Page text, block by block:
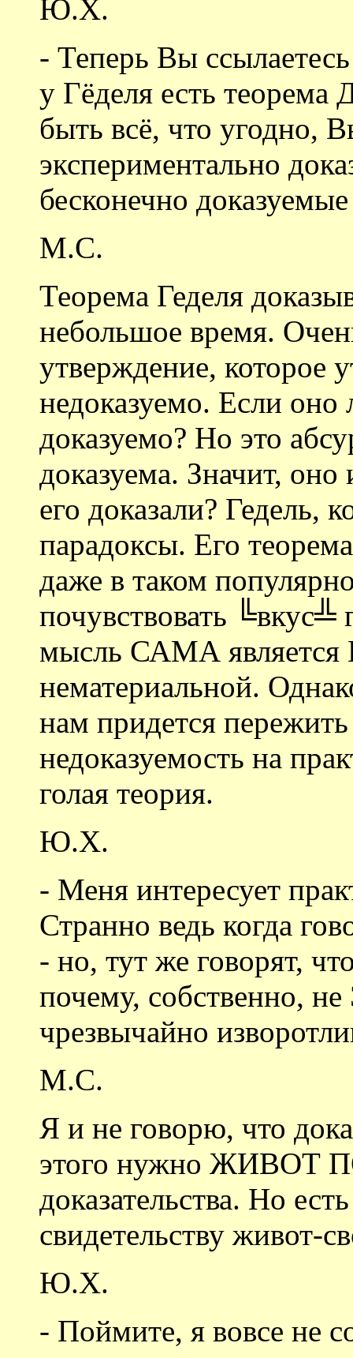
Ю.Х.
- Теперь Вы
у Гёделя есть теорема
быть всё, что угодно,
экспериментально
бесконечно
М.С.
Теорема Геделя
небольшое время.
утверждение, которое
недоказуемо. Если
доказуемо? Но это
доказуема. Значит,
его доказали? Гедель,
парадоксы. Его
даже в таком
почувствовать ╚вкус╩
мысль САМА
нематериальной.
нам придется
недоказуемость на
голая теория.
Ю.Х.
- Меня интересует
Странно ведь когда
- но, тут же говорят,
почему, собственно,
чрезвычайно
М.С.
Я и не говорю, что
этого нужно ЖИВОТ
доказательства. Но
свидетельству живот-
Ю.Х.
- Поймите, я вовсе не